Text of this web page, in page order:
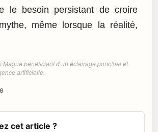
le besoin persistant de croire
même lorsque la réalité,
Mague bénéficient d’un éclairage ponctuel et
artificielle.
cet article ?